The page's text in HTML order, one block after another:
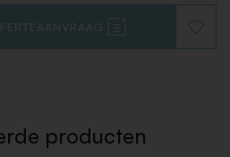
TOE
producten